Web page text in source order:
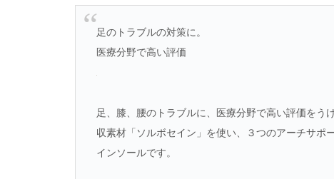
足のトラブルの対策に。
医療分野で高い評価
足、膝、腰のトラブルに、医療分野で高い評価をう
収素材「ソルボセイン」を使い、３つのアーチサポ
インソールです。